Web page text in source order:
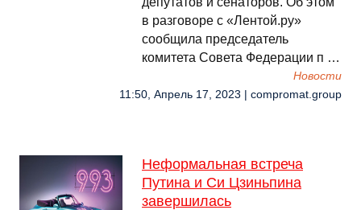
в разговоре с «Лентой.ру»
сообщила председатель
комитета Совета Федерации п …
Новости
11:50, Апрель 17, 2023 | compromat.group
Неформальная встреча
Путина и Си Цзиньпина
завершилась